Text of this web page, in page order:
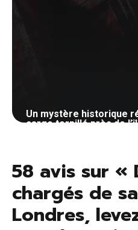
Un mystère historique
cargo torpillé près de
58 avis sur «
chargés de
Londres,